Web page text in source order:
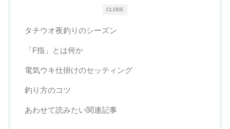
CLOSE
タチウオ夜釣りのシーズン
「F指」とは何か
電気ウキ仕掛けのセッティング
釣り方のコツ
あわせて読みたい関連記事